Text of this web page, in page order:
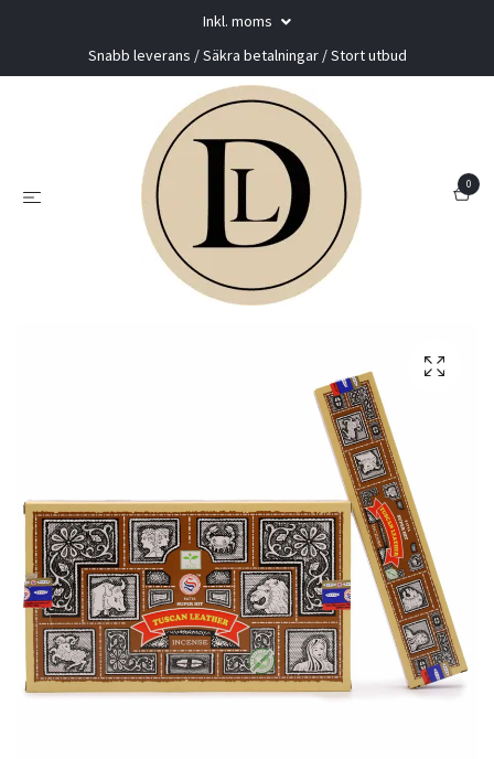
Inkl. moms
Snabb leverans / Säkra betalningar / Stort utbud
0